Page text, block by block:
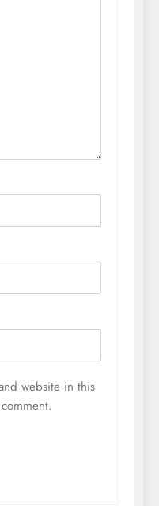
website in this